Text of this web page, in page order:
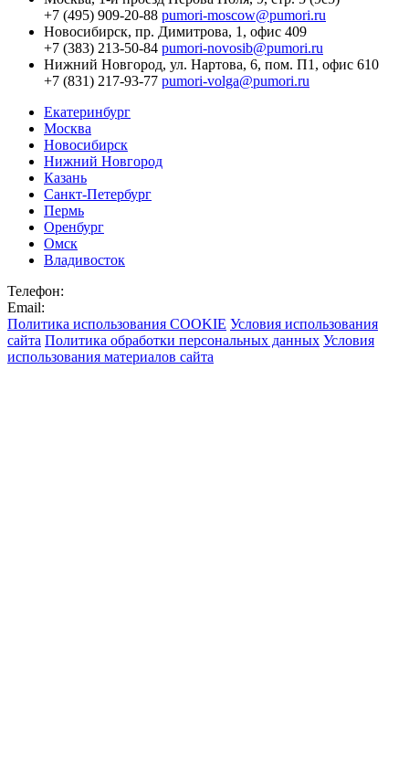
+7 (495) 909-20-88 pumori-moscow@pumori.ru
Новосибирск, пр. Димитрова, 1, офис 409
+7 (383) 213-50-84 pumori-novosib@pumori.ru
Нижний Новгород, ул. Нартова, 6, пом. П1, офис 610
+7 (831) 217-93-77 pumori-volga@pumori.ru
Екатеринбург
Москва
Новосибирск
Нижний Новгород
Казань
Санкт-Петербург
Пермь
Оренбург
Омск
Владивосток
Телефон:
Email:
Политика использования COOKIE Условия использования
сайта Политика обработки персональных данных Условия
использования материалов сайта